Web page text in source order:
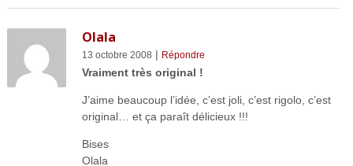
Olala
13 octobre 2008 | Répondre
Vraiment très original !
J’aime beaucoup l’idée, c’est joli, c’est rigolo, c’est
original… et ça paraît délicieux !!!
Bises
Olala